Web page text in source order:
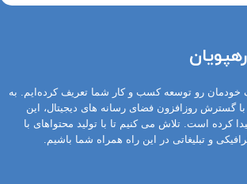
خودمان رو توسعه کسب و کار شما تعریف کرده‌ایم. به
گسترش روزافزون فضای رسانه های دیجیتال، این
کرده است. تلاش می کنیم تا با تولید محتواهای با
و تبلیغاتی در این راه همراه شما باشیم.